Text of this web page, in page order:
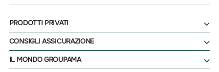
PRODOTTI PRIVATI
CONSIGLI ASSICURAZIONE
IL MONDO GROUPAMA